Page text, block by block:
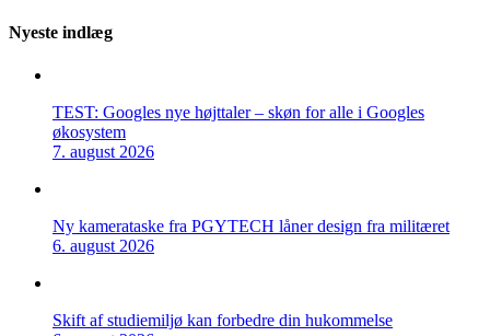
Nyeste indlæg
TEST: Googles nye højttaler – skøn for alle i Googles
økosystem
7. august 2026
Ny kamerataske fra PGYTECH låner design fra militæret
6. august 2026
Skift af studiemiljø kan forbedre din hukommelse